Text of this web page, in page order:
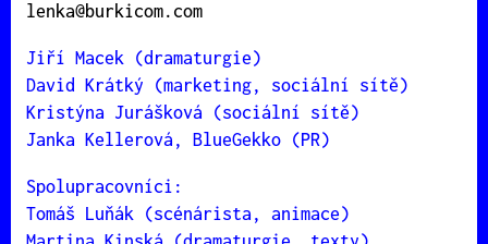
lenka@burkicom.com
Jiří Macek (dramaturgie)
David Krátký (marketing, sociální sítě)
Kristýna Jurášková (sociální sítě)
Janka Kellerová, BlueGekko (PR)
Spolupracovníci:
Tomáš Luňák (scénárista, animace)